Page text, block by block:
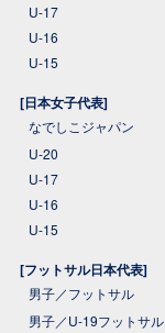
U-17
U-16
U-15
[日本女子代表]
なでしこジャパン
U-20
U-17
U-16
U-15
[フットサル日本代表]
男子／フットサル
男子／U-19フットサル